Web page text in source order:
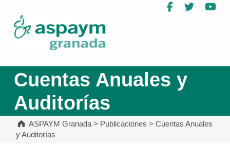
Facebook
Twitter
Cuentas Anuales y
Auditorías
ASPAYM Granada> Publicaciones >Cuentas Anuales
y Auditorías